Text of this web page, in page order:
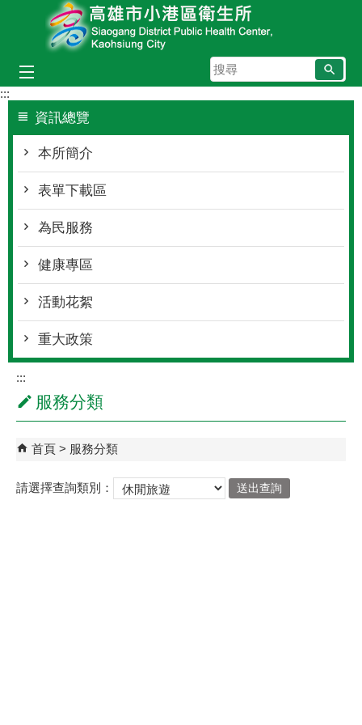
跳到主要內容區塊
搜
尋
:::
資訊總覽
本所簡介
表單下載區
為民服務
健康專區
活動花絮
重大政策
:::
服務分類
首頁 服務分類
請選擇查詢類別：